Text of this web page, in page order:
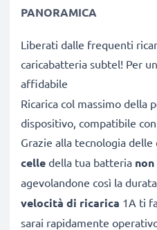
PANORAMICA
Liberati dalle frequenti
caricabatteria subtel! Per
affidabile
Ricarica col massimo della
dispositivo, compatibile con
Grazie alla tecnologia
celle della tua batteria
agevolandone così la
velocità di ricarica 1A ti
sarai rapidamente